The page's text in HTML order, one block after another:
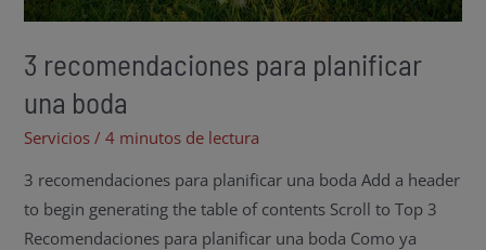
3 recomendaciones para planificar
una boda
Servicios /4 minutos de lectura
3 recomendaciones para planificar una boda Add a header
to begin generating the table of contents Scroll to Top 3
Recomendaciones para planificar una boda Como ya